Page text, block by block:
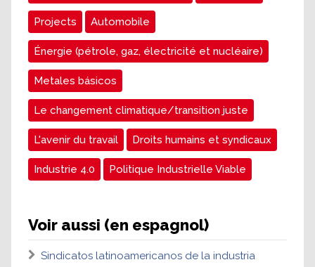
Projects Automobile
Énergie (pétrole, gaz, électricité et nucléaire)
Metales básicos
Le changement climatique/transition juste
L'avenir du travail Droits humains et syndicaux
Industrie 4.0 Politique Industrielle Viable
Voir aussi (en espagnol)
Sindicatos latinoamericanos de la industria